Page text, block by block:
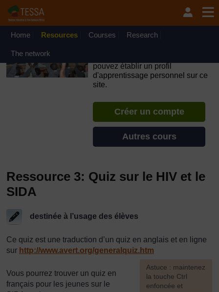
Passer au contenu principal
OpenLearn Create will be unavailable on Wednesday 12
August 2026 from 8am to 10.30am (GMT) due to routine
Home Resources Courses Research
The network
pouvez établir un profil
d'apprentissage personnel sur ce
site.
Créer un compte
Autres cours
Ressource 3: Quiz sur le HIV et le
SIDA
destinée à l’usage des élèves
Ce quiz est une traduction d’un quiz en anglais et en ligne
sur http://www.avert.org/generalquiz.htm
[Astuce : maintenez
la touche Ctrl
enfoncée et
Vous pourrez trouver un quiz en
français pour les jeunes sur le